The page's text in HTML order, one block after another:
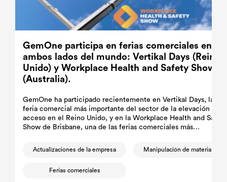
GemOne participa en ferias comerciales en
ambos lados del mundo: Vertikal Days (Reino
Unido) y Workplace Health and Safety Show
(Australia).
GemOne ha participado recientemente en Vertikal Days, la
feria comercial más importante del sector de la elevación y el
acceso en el Reino Unido, y en la Workplace Health and Safety
Show de Brisbane, una de las ferias comerciales más
Actualizaciones de la empresa Manipulación de materiales
Ferias comerciales